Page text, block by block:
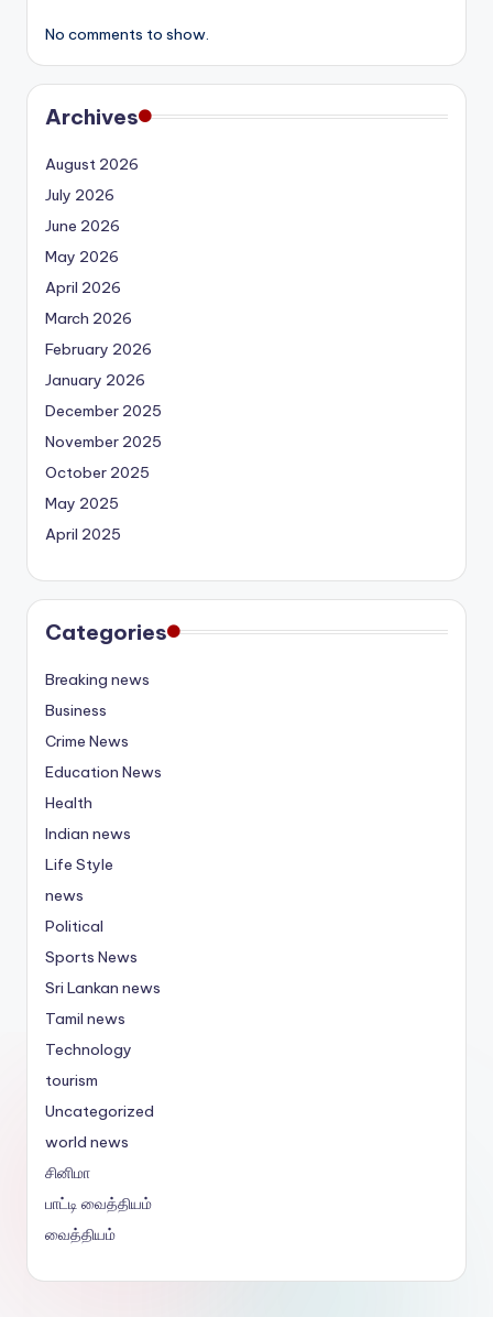
No comments to show.
Archives
August 2026
July 2026
June 2026
May 2026
April 2026
March 2026
February 2026
January 2026
December 2025
November 2025
October 2025
May 2025
April 2025
Categories
Breaking news
Business
Crime News
Education News
Health
Indian news
Life Style
news
Political
Sports News
Sri Lankan news
Tamil news
Technology
tourism
Uncategorized
world news
சினிமா
பாட்டி வைத்தியம்
வைத்தியம்